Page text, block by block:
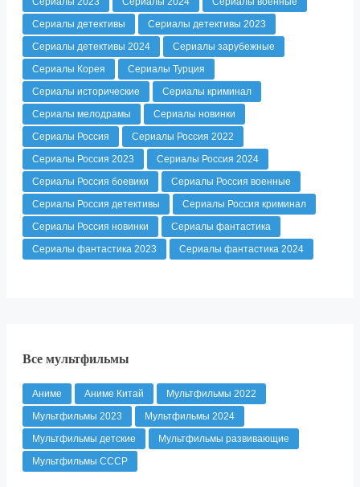
Сериалы детективы
Сериалы детективы 2023
Сериалы детективы 2024
Сериалы зарубежные
Сериалы Корея
Сериалы Турция
Сериалы исторические
Сериалы криминал
Сериалы мелодрамы
Сериалы новинки
Сериалы Россия
Сериалы Россия 2022
Сериалы Россия 2023
Сериалы Россия 2024
Сериалы Россия боевики
Сериалы Россия военные
Сериалы Россия детективы
Сериалы Россия криминал
Сериалы Россия новинки
Сериалы фантастика
Сериалы фантастика 2023
Сериалы фантастика 2024
Все мультфильмы
Аниме Аниме Китай
Мультфильмы 2022
Мультфильмы 2023
Мультфильмы 2024
Мультфильмы детские
Мультфильмы развивающие
Мультфильмы СССР